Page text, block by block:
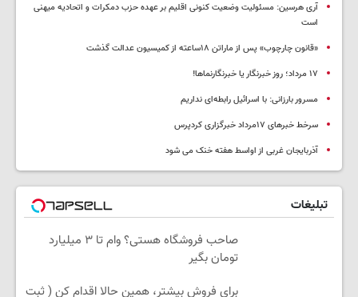
آری هرسین: مسئولیت وضعیت کنونی اقلیم بر عهده حزب دمکرات و اتحادیه میهنی
است
«قانون چارچوب» پس از ماراتن ۱۸ساعته از کمیسیون عدالت گذشت
١٧ مرداد؛ روز خبرنگار یا خبرنگارنماها!
مسرور بارزانی: با اسرائیل رابطه‌ای نداریم
سرخط خبرهای ۱۷مرداد خبرگزاری کردپرس
آذربایجان غربی از اواسط هفته خنک می شود
تبلیغات
صاحب فروشگاه هستی؟ وام تا ۳ میلیارد
تومان بگیر
برای فروش بیشتر، همین حالا اقدام کن ( ثبت